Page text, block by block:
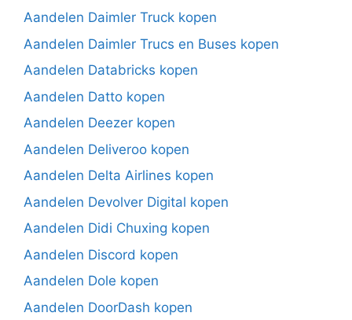
Aandelen Daimler Truck kopen
Aandelen Daimler Trucs en Buses kopen
Aandelen Databricks kopen
Aandelen Datto kopen
Aandelen Deezer kopen
Aandelen Deliveroo kopen
Aandelen Delta Airlines kopen
Aandelen Devolver Digital kopen
Aandelen Didi Chuxing kopen
Aandelen Discord kopen
Aandelen Dole kopen
Aandelen DoorDash kopen